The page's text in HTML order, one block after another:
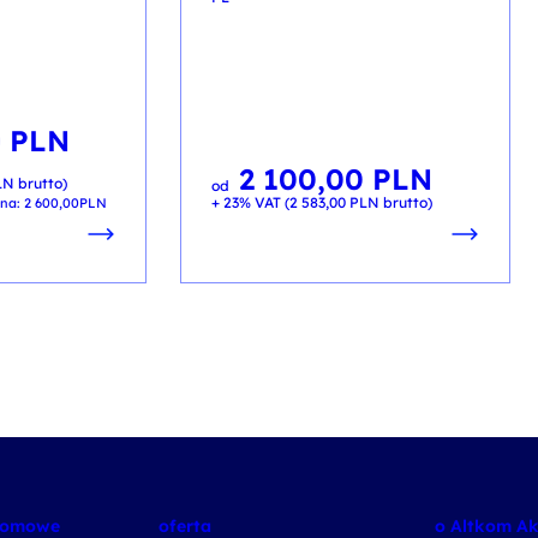
PLN
brutto)
2 600,00PLN
od 2 100,00 PLN
+ 23% VAT (2 583,00 PLN brutto)
oferta o Altkom